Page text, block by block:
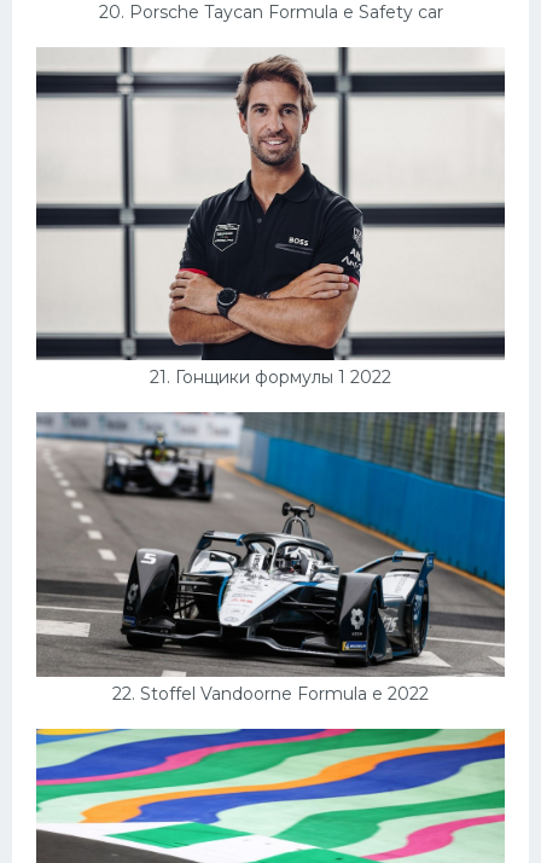
20. Porsche Taycan Formula e Safety car
21. Гонщики формулы 1 2022
22. Stoffel Vandoorne Formula e 2022